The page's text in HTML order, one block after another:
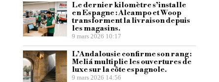
Le dernier kilomètre s’installe
en Espagne : Alcampo et Woop
transforment la livraison depuis
les magasins.
9 mars 2026 10:17
L’Andalousie confirme son rang :
Meliá multiplie les ouvertures de
luxe sur la côte espagnole.
9 mars 2026 14:56